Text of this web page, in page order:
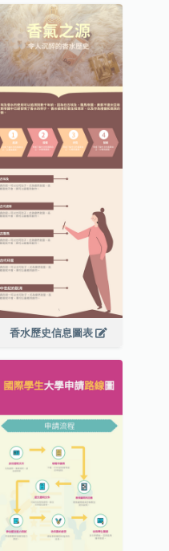
香水歷史信息圖表